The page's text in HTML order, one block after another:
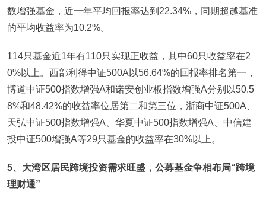
数增强基金，近一年平均回报率达到22.34%，同期超越基准
的平均收益率为10.2%。
114只基金近1年有110只实现正收益，其中60只收益率在2
0%以上。西部利得中证500A以56.64%的回报率排名第一，
博道中证500指数增强A和诺安创业板指数增强A分别以50.5
8%和48.42%的收益率位居第二和第三位，浙商中证500A、
天弘中证500指数增强A、华夏中证500指数增强A、中信建
投中证500增强A等29只基金的收益率在30%以上。
5、大湾区居民跨境投资需求旺盛，公募基金争相布局“跨境
理财通”